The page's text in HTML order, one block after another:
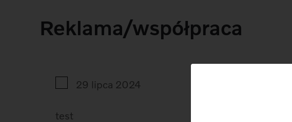
Reklama/współpraca
29 lipca 2024
test